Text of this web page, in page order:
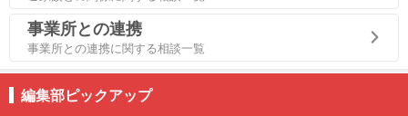
事業所との連携
事業所との連携に関する相談一覧
編集部ピックアップ